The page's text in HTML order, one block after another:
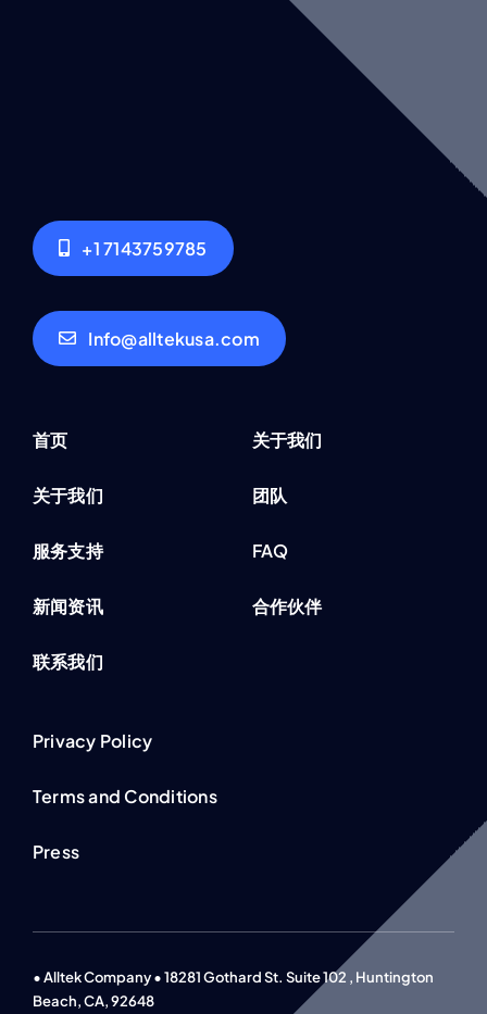
+1 7143759785
Info@alltekusa.com
首页
关于我们
服务支持
新闻资讯
联系我们
关于我们
团队
FAQ
合作伙伴
Privacy Policy
Terms and Conditions
Press
• Alltek Company • 18281 Gothard St. Suite 102 , Huntington
Beach, CA, 92648